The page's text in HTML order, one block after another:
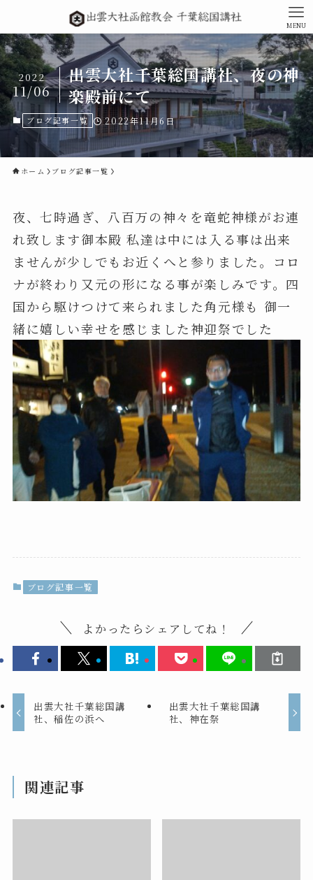
MENU
出雲大社千葉総国講社、夜の神
楽殿前にて
2022
11/06
ブログ記事一覧 2022年11月6日
ホーム ブログ記事一覧
夜、七時過ぎ、八百万の神々を竜蛇神様がお連
れ致します御本殿 私達は中には入る事は出来
ませんが少しでもお近くへと参りました。コロ
ナが終わり又元の形になる事が楽しみです。四
国から駆けつけて来られました角元様も 御一
緒に嬉しい幸せを感じました神迎祭でした
ブログ記事一覧
よかったらシェアしてね！
出雲大社千葉総国講
社、稲佐の浜へ
出雲大社千葉総国講
社、神在祭
関連記事